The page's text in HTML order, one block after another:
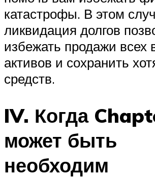
катастрофы. В этом
ликвидация долгов
избежать продажи всех
активов и сохранить
средств.
IV. Когда
может быть
необходим